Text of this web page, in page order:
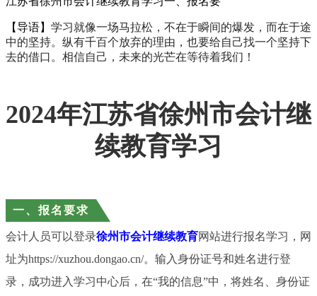
【导语】 学习就像一场马拉松，不在于瞬间的爆发，而在于途
中的坚持。纵有千百个放弃的理由，也要给自己找一个坚持下
去的借口。相信自己，未来的光芒在等待着我们！
2024年江苏省徐州市会计继
续教育学习
一、报名要求
会计人员可以登录徐州市会计继续教育网站进行报名学习，网
址为https://xuzhou.dongao.cn/。输入身份证号和姓名进行登
录，成功进入学习中心后，在“我的信息”中，将姓名、身份证